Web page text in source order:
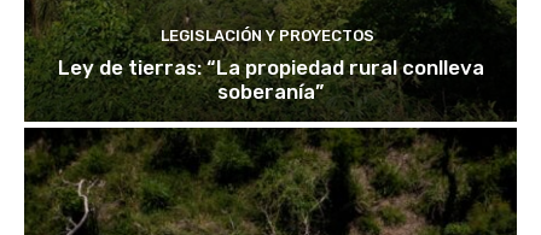
LEGISLACIÓN Y PROYECTOS
Ley de tierras: “La propiedad rural conlleva
soberanía”